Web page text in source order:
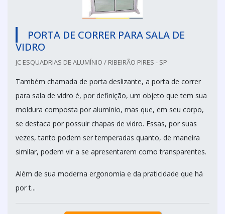
PORTA DE CORRER PARA SALA DE
VIDRO
JC ESQUADRIAS DE ALUMÍNIO / RIBEIRÃO PIRES - SP
Também chamada de porta deslizante, a porta de correr
para sala de vidro é, por definição, um objeto que tem sua
moldura composta por alumínio, mas que, em seu corpo,
se destaca por possuir chapas de vidro. Essas, por suas
vezes, tanto podem ser temperadas quanto, de maneira
similar, podem vir a se apresentarem como transparentes.
Além de sua moderna ergonomia e da praticidade que há
por t...